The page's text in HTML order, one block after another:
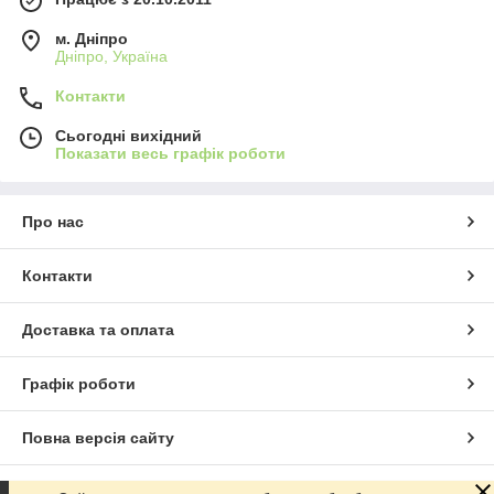
м. Дніпро
Дніпро, Україна
Контакти
Сьогодні вихідний
Показати весь графік роботи
Про нас
Контакти
Доставка та оплата
Графік роботи
Повна версія сайту